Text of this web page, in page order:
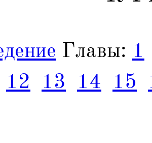
Главы: 1
12 13 14 15